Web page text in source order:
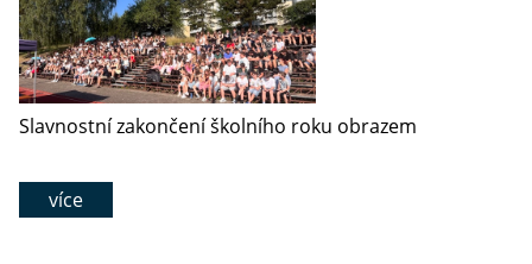
Slavnostní zakončení školního roku obrazem
více